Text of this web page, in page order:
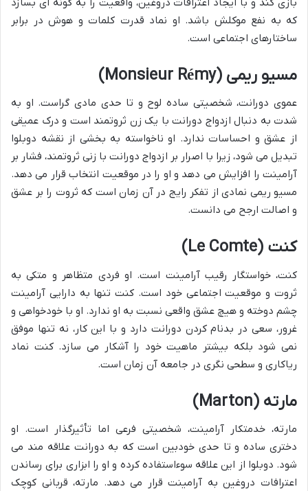
که به نفع موکلش باشد. او نماد قدرت کلمات و هوش در برابر
ساختارهای اجتماعی است.
مسیو ریمی (Monsieur Rémy)
عموی دورانت، شخصیتی ساده لوح و تا حدی مادی گراست. او به
شدت به دنبال ازدواج دورانت با یک زن ثروتمند است و درک عمیقی
از عشق و احساسات ندارد. او ناخواسته به بخشی از نقشه دوبلوا
تبدیل می شود، زیرا با اصرار بر ازدواج دورانت با زنی ثروتمند، فشار بر
آرامینت را افزایش می دهد و او را در موقعیت انتخاب قرار می دهد.
مسیو ریمی نمادی از تفکر رایج در آن زمان است که ثروت را بر عشق
و اصالت ارجح می دانست.
کنت (Le Comte)
کنت، خواستگار رقیب آرامینت است. او فردی متظاهر و متکی به
ثروت و موقعیت اجتماعی خود است. کنت تنها به دارایی آرامینت
چشم دوخته و هیچ عشق واقعی نسبت به او ندارد. او با خودخواهی و
غرور، سعی در بدنام کردن دورانت دارد و با این کار، نه تنها موفق
نمی شود بلکه بیشتر ماهیت خود را آشکار می سازد. کنت نماد
ریاکاری و سطحی نگری در جامعه آن زمان است.
مارته (Marton)
مارته، خدمتکار آرامینت، شخصیتی فرعی اما تأثیرگذار است. او
دختری ساده و تا حدی خودبین است که به دورانت علاقه مند می
شود. دوبلوا از این علاقه سوءاستفاده کرده و او را ابزاری برای رساندن
اعترافات دروغین به آرامینت قرار می دهد. مارته، قربانی کوچک